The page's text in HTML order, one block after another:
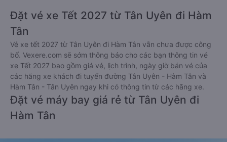
Đặt vé xe Tết 2027 từ Tân Uyên đi Hàm
Tân
Vé xe tết 2027 từ Tân Uyên đi Hàm Tân vẫn chưa được công
bố. Vexere.com sẽ sớm thông báo cho các bạn thông tin vé
xe Tết 2027 bao gồm giá vé, lịch trình, ngày giờ bán vé của
các hãng xe khách đi tuyến đường Tân Uyên - Hàm Tân và
Hàm Tân - Tân Uyên ngay khi có thông tin từ các hãng xe.
Đặt vé máy bay giá rẻ từ Tân Uyên đi
Hàm Tân